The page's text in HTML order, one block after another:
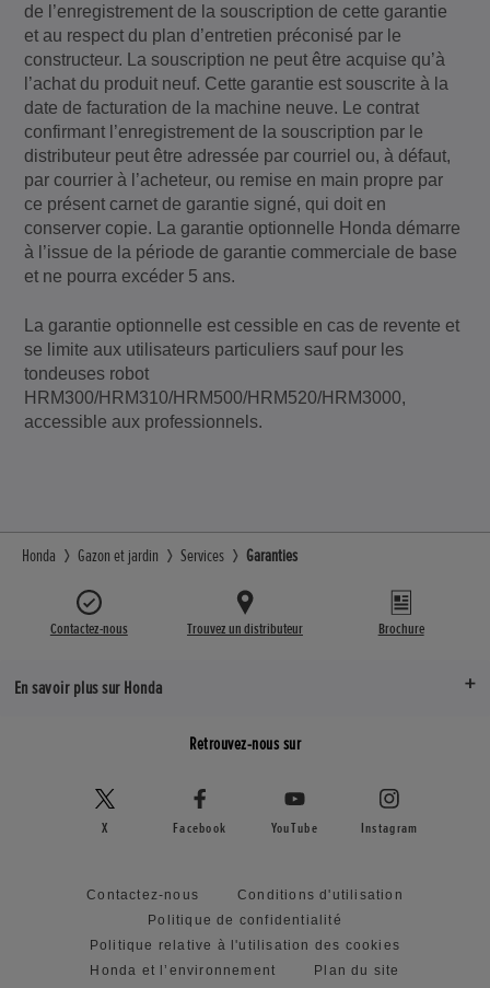
de l’enregistrement de la souscription de cette garantie
et au respect du plan d’entretien préconisé par le
constructeur. La souscription ne peut être acquise qu’à
l’achat du produit neuf. Cette garantie est souscrite à la
date de facturation de la machine neuve. Le contrat
confirmant l’enregistrement de la souscription par le
distributeur peut être adressée par courriel ou, à défaut,
par courrier à l’acheteur, ou remise en main propre par
ce présent carnet de garantie signé, qui doit en
conserver copie. La garantie optionnelle Honda démarre
à l’issue de la période de garantie commerciale de base
et ne pourra excéder 5 ans.
La garantie optionnelle est cessible en cas de revente et
se limite aux utilisateurs particuliers sauf pour les
tondeuses robot
HRM300/HRM310/HRM500/HRM520/HRM3000,
accessible aux professionnels.
Honda Gazon et jardin Services Garanties
Contactez-nous Trouvez un distributeur Brochure
En savoir plus sur Honda
Retrouvez-nous sur
X Facebook YouTube Instagram
Contactez-nous
Conditions d'utilisation
Politique de confidentialité
Politique relative à l'utilisation des cookies
Honda et l’environnement
Plan du site